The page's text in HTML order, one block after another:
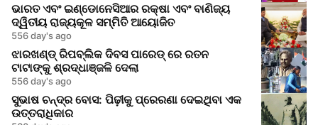
ଭାରତ ଏବଂ ଇଣ୍ଡୋନେସିଆର ରକ୍ଷା ଏବଂ ବାଣିଜ୍ୟ
ଦ୍ୱିତୀୟ ରାଜ୍ୟକୂଳ ସମ୍ମିତି ଆୟୋଜିତ
556 day's ago
ଝାରଖଣ୍ଡ୍ ରିପବ୍ଲିକ ଦିବସ ପାରେଡ୍ ରେ ରତନ
ଟାଟାଙ୍କୁ ଶ୍ରଦ୍ଧାଞ୍ଜଳି ଦେଲା
556 day's ago
ସୁଭାଷ ଚନ୍ଦ୍ର ବୋସ: ପିଢ଼ୀକୁ ପ୍ରେରଣା ଦେଇଥିବା ଏକ
ଉତ୍ତରାଧିକାର